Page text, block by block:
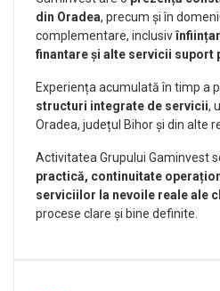
din Oradea, precum și în
complementare, inclusiv
finantare și alte servicii suport
Experiența acumulată în timp a
structuri integrate de servicii,
Oradea, județul Bihor și din alte
Activitatea Grupului Gaminvest
practică, continuitate
serviciilor la nevoile reale ale
procese clare și bine definite.